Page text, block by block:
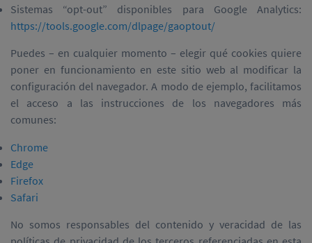
Sistemas “opt-out” disponibles para Google Analytics:
https://tools.google.com/dlpage/gaoptout/
Puedes – en cualquier momento – elegir qué cookies quiere
poner en funcionamiento en este sitio web al modificar la
configuración del navegador. A modo de ejemplo, facilitamos
el acceso a las instrucciones de los navegadores más
comunes:
Chrome
Edge
Firefox
Safari
No somos responsables del contenido y veracidad de las